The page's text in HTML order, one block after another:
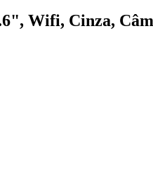
Wifi, Cinza,